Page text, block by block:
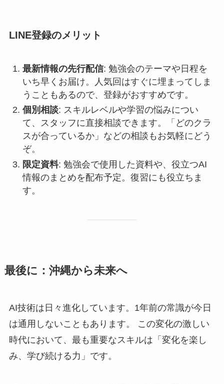
LINE登録のメリット
最新情報の先行配信: 勉強会のテーマや日程を
いち早くお届け。人気回はすぐに埋まってしま
うこともあるので、登録がおすすめです。
個別相談: スキルレベルや学習の悩みについ
て、スタッフに直接相談できます。「どのクラ
スが合っているか」などの相談もお気軽にどう
ぞ。
限定資料: 勉強会で使用した資料や、役立つAI
情報のまとめを配布予定。復習にも役立ちま
す。
最後に：沖縄から未来へ
AI技術は日々進化しています。1年前の常識が今日
は通用しないこともあります。 この変化の激しい
時代において、最も重要なスキルは「変化を楽し
み、学び続ける力」です。